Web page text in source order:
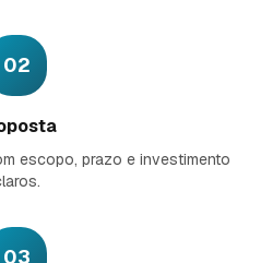
02
escopo, prazo e investimento
03